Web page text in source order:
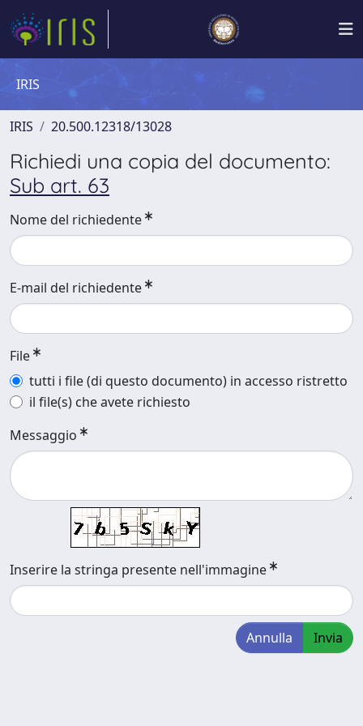
IRIS
IRIS 20.500.12318/13028
Richiedi una copia del documento:
Sub art. 63
Nome del richiedente
E-mail del richiedente
File
tutti i file (di questo documento) in accesso ristretto
il file(s) che avete richiesto
Messaggio
Inserire la stringa presente nell'immagine
Annulla Invia